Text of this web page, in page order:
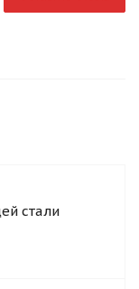
стали